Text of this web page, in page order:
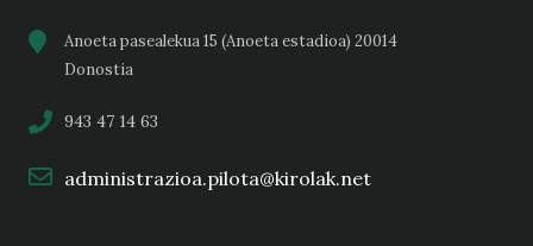
Anoeta pasealekua 15 (Anoeta estadioa) 20014
Donostia
943 47 14 63
administrazioa.pilota@kirolak.net